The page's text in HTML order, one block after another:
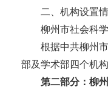
二、机构设置
柳州市社会科
根据中共柳州
部及学术部四个机
第二部分：柳